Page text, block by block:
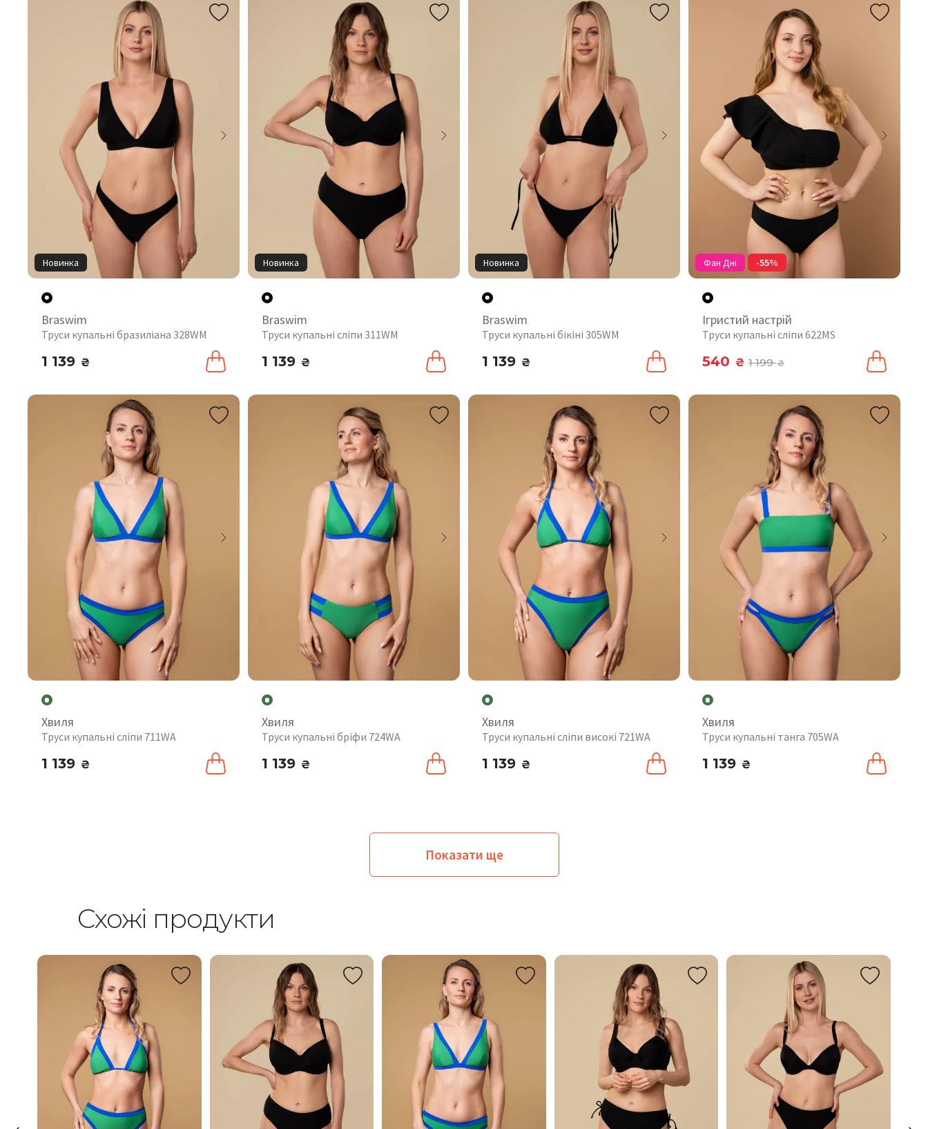
Новинка
Braswim
Труси купальні бразиліана 328WM
1 139 ₴
Новинка
Braswim
Труси купальні сліпи 311WM
1 139 ₴
Новинка
Braswim
Труси купальні бікіні 305WM
1 139 ₴
Фан Дні -55%
Ігристий настрій
Труси купальні сліпи 622MS
540 ₴ 1 199₴
Хвиля
Труси купальні сліпи 711WA
1 139 ₴
Хвиля
Труси купальні бріфи 724WA
1 139 ₴
Хвиля
Труси купальні сліпи високі 721WA
1 139 ₴
Хвиля
Труси купальні танга 705WA
1 139 ₴
Показати ще
Схожі продукти